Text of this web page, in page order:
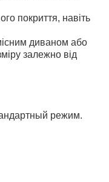
покриття, навіть
диваном або
залежно від
режим.